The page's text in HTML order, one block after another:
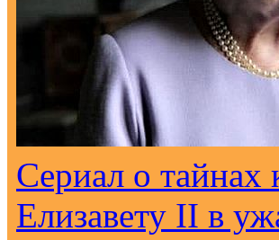
Сериал о тайнах
Елизавету II в